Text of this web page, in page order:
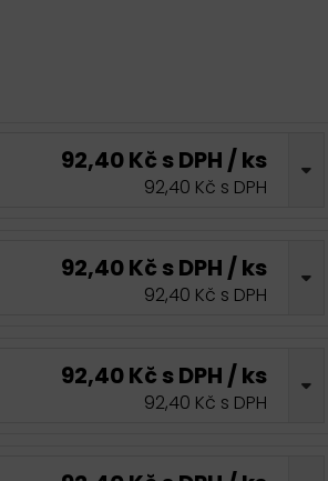
92,40 Kč s DPH / ks
92,40 Kč s DPH
92,40 Kč s DPH / ks
92,40 Kč s DPH
92,40 Kč s DPH / ks
92,40 Kč s DPH